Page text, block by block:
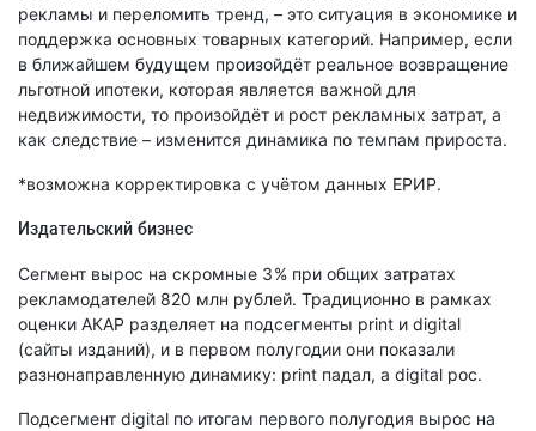
рекламы и переломить тренд, – это ситуация в экономике и
поддержка основных товарных категорий. Например, если
в ближайшем будущем произойдёт реальное возвращение
льготной ипотеки, которая является важной для
недвижимости, то произойдёт и рост рекламных затрат, а
как следствие – изменится динамика по темпам прироста.
*возможна корректировка с учётом данных ЕРИР.
Издательский бизнес
Сегмент вырос на скромные 3 % при общих затратах
рекламодателей 820 млн рублей. Традиционно в рамках
оценки АКАР разделяет на подсегменты print и digital
(сайты изданий), и в первом полугодии они показали
разнонаправленную динамику: print падал, а digital рос.
Подсегмент digital по итогам первого полугодия вырос на